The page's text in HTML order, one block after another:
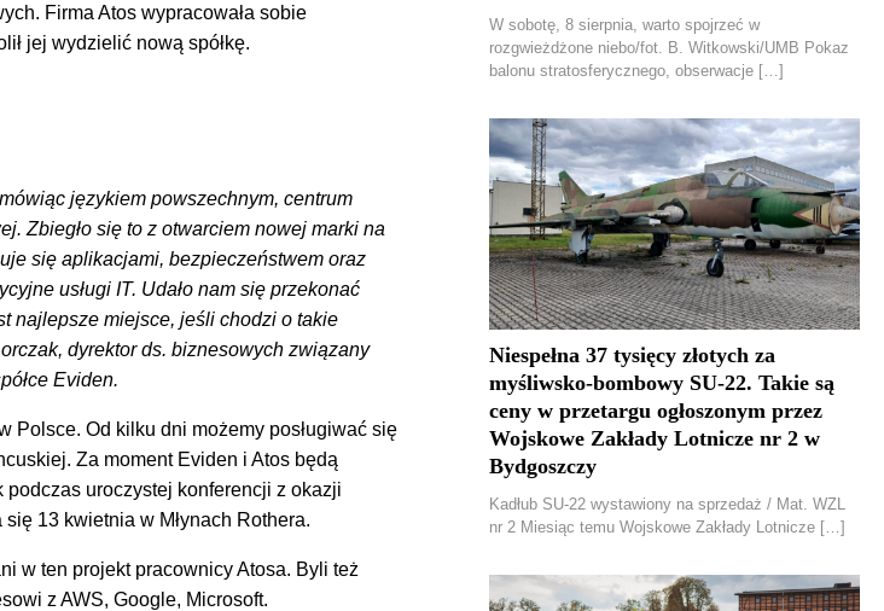
Firma Atos wypracowała sobie
jej wydzielić nową spółkę.
językiem powszechnym, centrum
Zbiegło się to z otwarciem nowej marki na
się aplikacjami, bezpieczeństwem oraz
usługi IT. Udało nam się przekonać
najlepsze miejsce, jeśli chodzi o takie
dyrektor ds. biznesowych związany
Eviden.
Polsce. Od kilku dni możemy posługiwać się
Za moment Eviden i Atos będą
uroczystej konferencji z okazji
13 kwietnia w Młynach Rothera.
w ten projekt pracownicy Atosa. Byli też
z AWS, Google, Microsoft.
W sobotę, 8 sierpnia, warto spojrzeć w
rozgwieżdżone niebo/fot. B. Witkowski/UMB Pokaz
balonu stratosferycznego, obserwacje […]
Niespełna 37 tysięcy złotych za
myśliwsko-bombowy SU-22. Takie są
ceny w przetargu ogłoszonym przez
Wojskowe Zakłady Lotnicze nr 2 w
Bydgoszczy
Kadłub SU-22 wystawiony na sprzedaż / Mat. WZL
nr 2 Miesiąc temu Wojskowe Zakłady Lotnicze […]